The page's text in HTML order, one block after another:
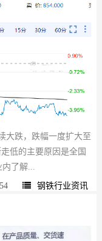
大跌，跌幅一度扩大至
低的主要原因是全国
内了解...
钢铁行业资讯